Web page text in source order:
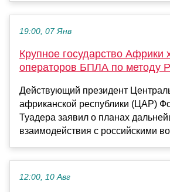
19:00, 07 Янв
Крупное государство Африки
операторов БПЛА по методу
Действующий президент
африканской республики (ЦАР)
Туадера заявил о планах
взаимодействия с российскими
12:00, 10 Авг